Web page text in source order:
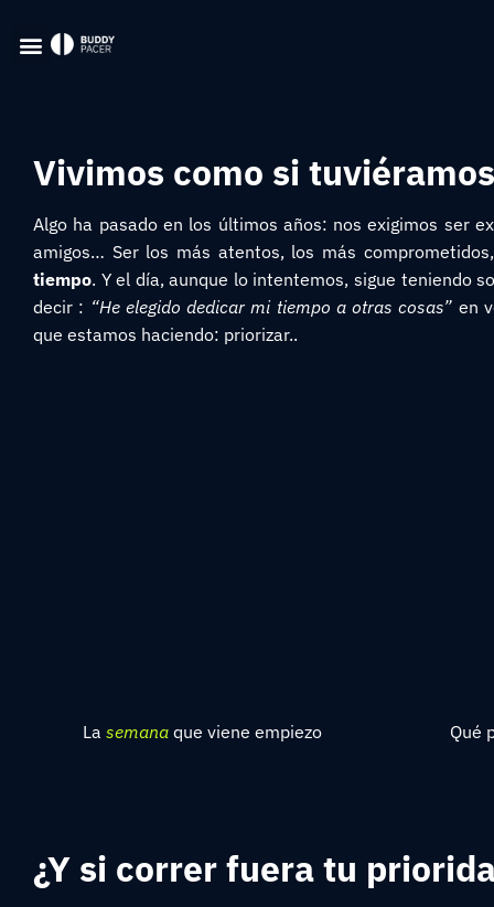
Vivimos como si
Algo ha pasado en los últimos años: nos exigimos ser
amigos… Ser los más atentos, los más
tiempo. Y el día, aunque lo intentemos, sigue teniendo
decir : “He elegido dedicar mi tiempo a otras cosas” en
que estamos haciendo: priorizar..
La semanaque viene empiezo Qué
¿Y si correr fuera tu